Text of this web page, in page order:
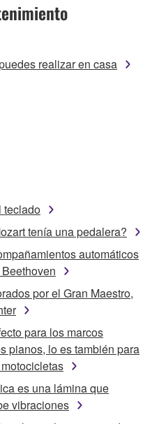
realizar en casa
teclado
tenía una pedalera?
automáticos
por el Gran Maestro,
para los marcos
pianos, lo es también para
es una lámina que
vibraciones